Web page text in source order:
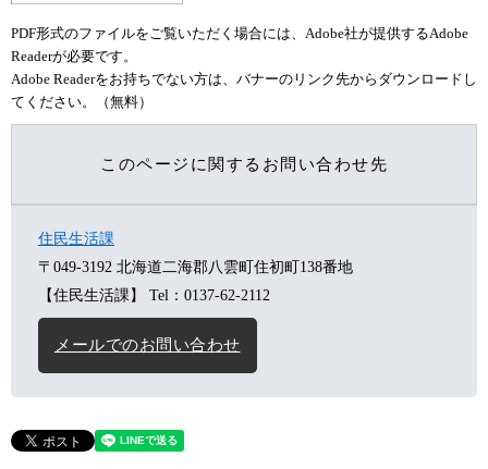
PDF形式のファイルをご覧いただく場合には、Adobe社が提供するAdobe
Readerが必要です。
Adobe Readerをお持ちでない方は、バナーのリンク先からダウンロードし
てください。（無料）
このページに関するお問い合わせ先
住民生活課
〒049-3192 北海道二海郡八雲町住初町138番地
【住民生活課】
Tel：0137-62-2112
メールでのお問い合わせ